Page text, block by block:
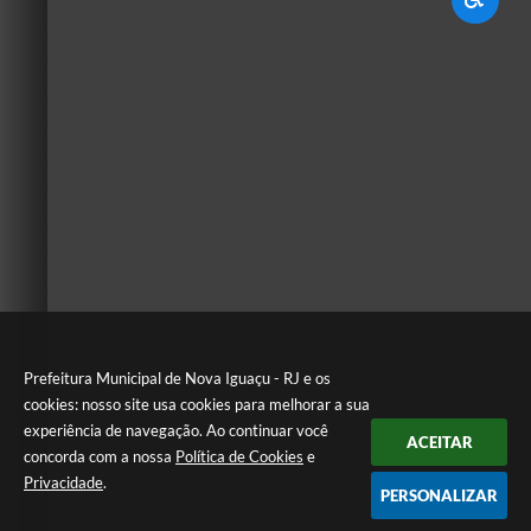
Prefeitura Municipal de Nova Iguaçu - RJ e os
cookies: nosso site usa cookies para melhorar a sua
experiência de navegação. Ao continuar você
concorda com a nossa Política de Cookies e
Privacidade.
ACEITAR
PERSONALIZAR